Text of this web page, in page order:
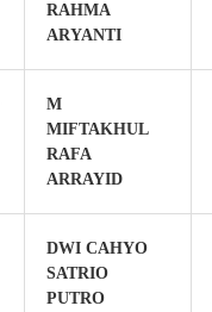
RAHMA
ARYANTI
M
MIFTAKHUL
RAFA
ARRAYID
DWI CAHYO
SATRIO
PUTRO